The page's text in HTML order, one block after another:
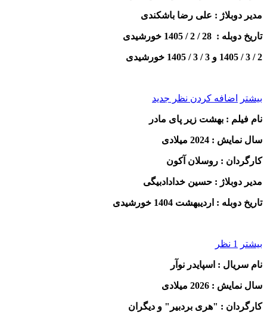
مدیر دوبلاژ : علی رضا باشکندی
تاریخ دوبله : 28 / 2 / 1405 خورشیدی
2 / 3 / 1405 و 3 / 3 / 1405 خورشیدی
بیشتر اضافه کردن نظر جدید
نام فیلم : بهشت زیر پای مادر
سال نمایش : 2024 میلادی
کارگردان : روسلان آکون
مدیر دوبلاژ : حسین خدادادبیگی
تاریخ دوبله : اردیبهشت 1404 خورشیدی
بیشتر 1 نظر
نام سریال : اسپایدر نوآر
سال نمایش : 2026 میلادی
کارگردان : "هری بردبیر" و دیگران